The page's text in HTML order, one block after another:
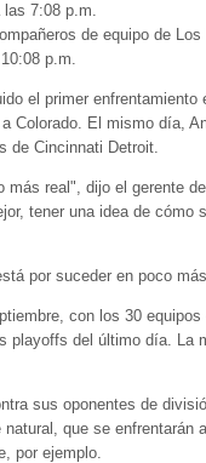
las 7:08 p.m.
de equipo de
p.m.
el primer
Colorado. El mismo día,
de Cincinnati Detroit.
más real", dijo el gerente
tener una idea de cómo
por suceder en poco
con los 30
playoffs del último día. La
sus oponentes de
que se enfrentarán
por ejemplo.